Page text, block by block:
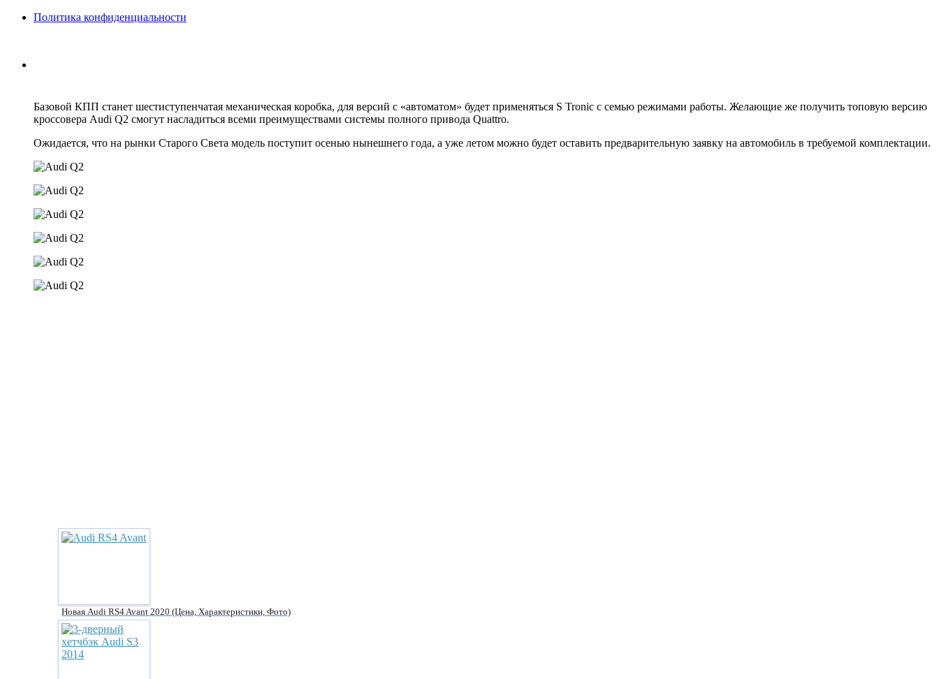
Политика конфиденциальности
Базовой КПП станет шестиступенчатая механическая коробка, для версий с «автоматом» будет применяться S Tronic с семью режимами работы. Желающие же получить топовую версию
кроссовера Audi Q2 смогут насладиться всеми преимуществами системы полного привода Quattro.
Ожидается, что на рынки Старого Света модель поступит осенью нынешнего года, а уже летом можно будет оставить предварительную заявку на автомобиль в требуемой комплектации.
Новая Audi RS4 Avant 2020 (цена, Характеристики, Фото)